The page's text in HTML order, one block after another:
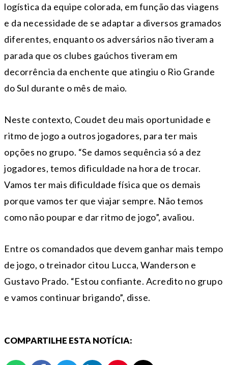
logística da equipe colorada, em função das viagens
e da necessidade de se adaptar a diversos gramados
diferentes, enquanto os adversários não tiveram a
parada que os clubes gaúchos tiveram em
decorrência da enchente que atingiu o Rio Grande
do Sul durante o mês de maio.
Neste contexto, Coudet deu mais oportunidade e
ritmo de jogo a outros jogadores, para ter mais
opções no grupo. “Se damos sequência só a dez
jogadores, temos dificuldade na hora de trocar.
Vamos ter mais dificuldade física que os demais
porque vamos ter que viajar sempre. Não temos
como não poupar e dar ritmo de jogo”, avaliou.
Entre os comandados que devem ganhar mais tempo
de jogo, o treinador citou Lucca, Wanderson e
Gustavo Prado. “Estou confiante. Acredito no grupo
e vamos continuar brigando”, disse.
COMPARTILHE ESTA NOTÍCIA: